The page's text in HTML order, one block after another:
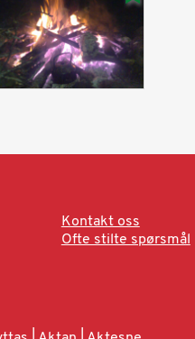
Kontakt oss
Ofte stilte spørsmål